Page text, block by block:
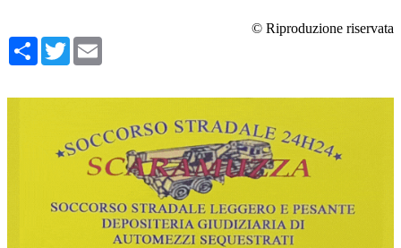
© Riproduzione riservata
Condividi
Twitter